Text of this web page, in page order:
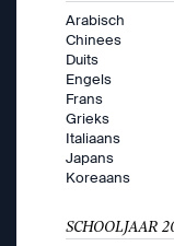
Arabisch
Chinees
Duits
Engels
Frans
Grieks
Italiaans
Japans
Koreaans
SCHOOLJAAR